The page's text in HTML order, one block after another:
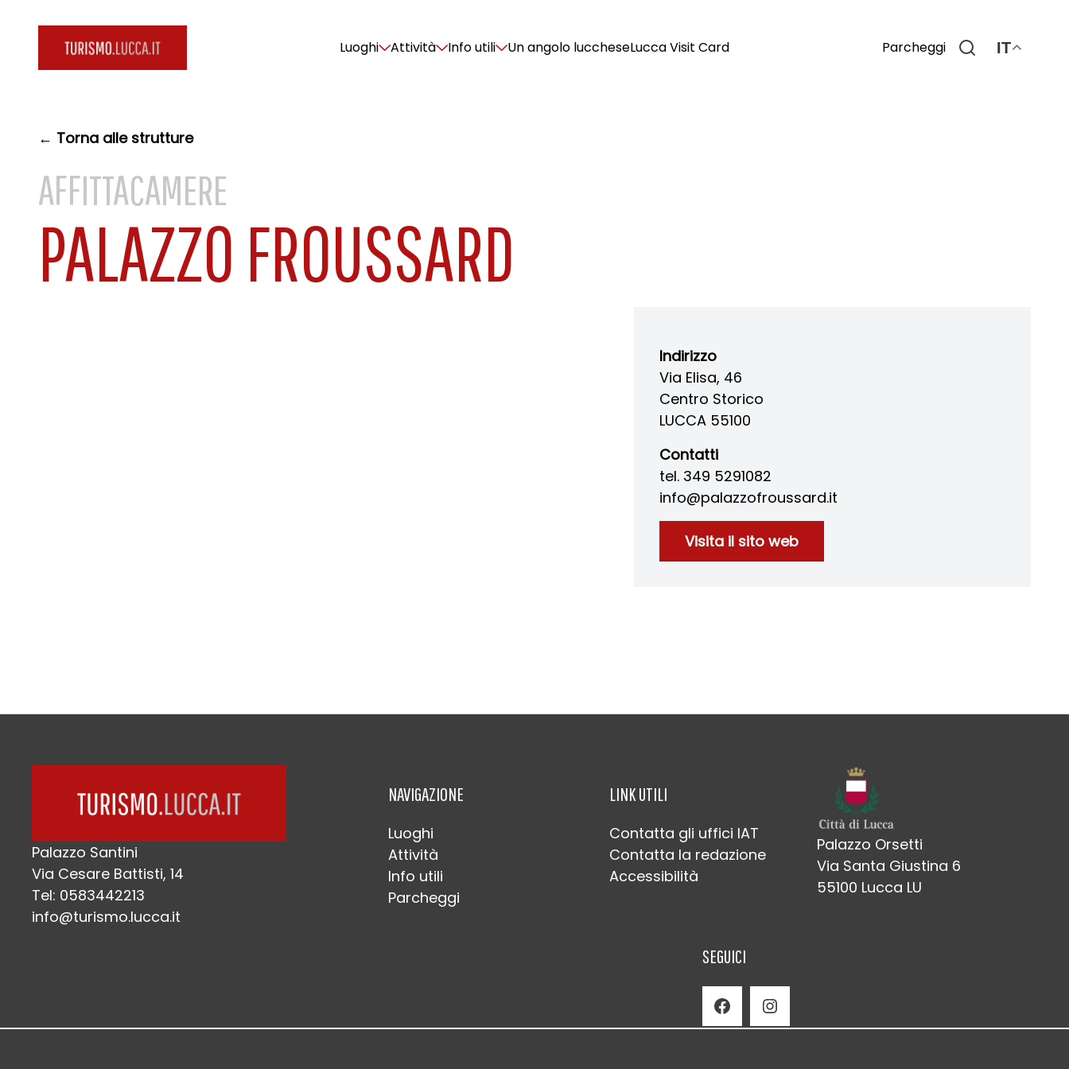
Luoghi Attività Info utili Un angolo luccheseLucca Visit Card Parcheggi IT
← Torna alle strutture
AFFITTACAMERE
PALAZZO FROUSSARD
Indirizzo
Via Elisa, 46
Centro Storico
LUCCA 55100
Contatti
tel. 349 5291082
info@palazzofroussard.it
Visita il sito web
Palazzo Santini
Via Cesare Battisti, 14
Tel: 0583442213
info@turismo.lucca.it
NAVIGAZIONE
Luoghi
Attività
Info utili
Parcheggi
LINK UTILI
Contatta gli uffici IAT
Contatta la redazione
Accessibilità
Palazzo Orsetti
Via Santa Giustina 6
55100 Lucca LU
SEGUICI
Facebook Instagram